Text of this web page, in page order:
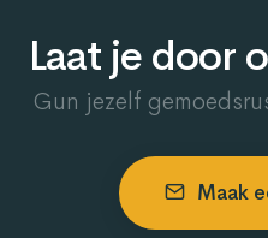
Laat je door
Gun jezelf
Maak